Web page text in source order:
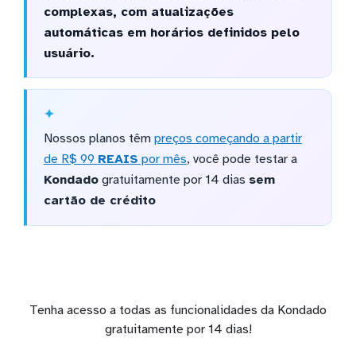
complexas, com atualizações
automáticas em horários definidos pelo
usuário.
Nossos planos têm preços começando a partir
de R$ 99 REAIS por mês, você pode testar a
Kondadogratuitamente por 14 dias sem
cartão de crédito
Tenha acesso a todas as funcionalidades da Kondado
gratuitamente por 14 dias!